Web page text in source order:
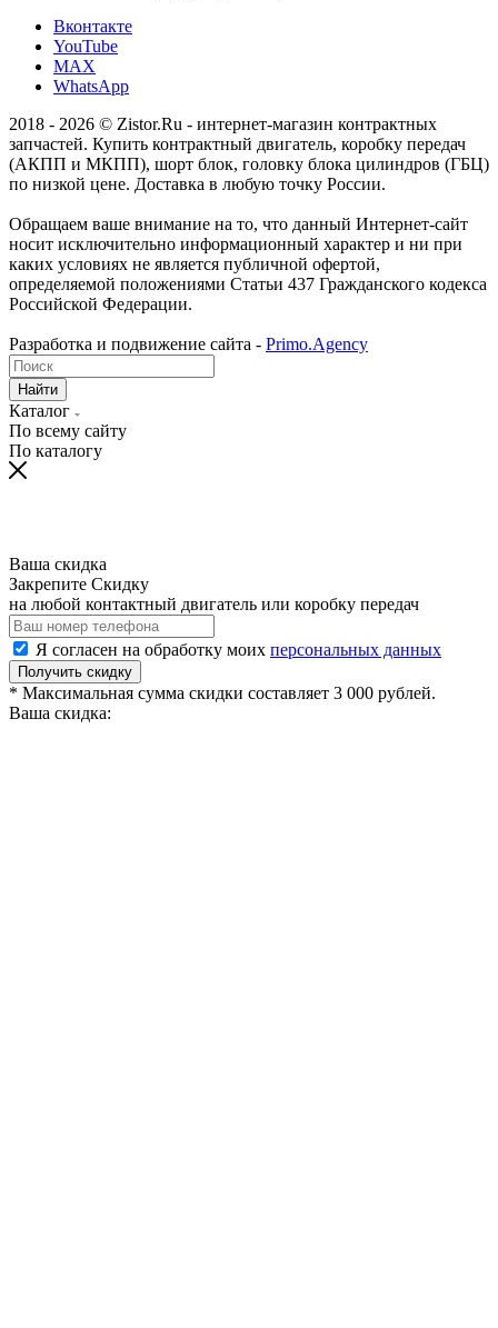
Вконтакте
YouTube
MAX
WhatsApp
2018 - 2026 © Zistor.Ru - интернет-магазин контрактных
запчастей. Купить контрактный двигатель, коробку передач
(АКПП и МКПП), шорт блок, головку блока цилиндров (ГБЦ)
по низкой цене. Доставка в любую точку России.
Обращаем ваше внимание на то, что данный Интернет-сайт
носит исключительно информационный характер и ни при
каких условиях не является публичной офертой,
определяемой положениями Статьи 437 Гражданского кодекса
Российской Федерации.
Разработка и подвижение сайта - Primo.Agency
Найти
Каталог
По всему сайту
По каталогу
Ваша скидка
Закрепите Скидку
на любой контактный двигатель или коробку передач
Я согласен на обработку моих персональных данных
Получить скидку
* Максимальная сумма скидки составляет 3 000 рублей.
Ваша скидка: